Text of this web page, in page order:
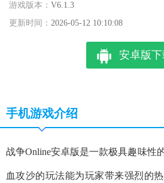
游戏版本： V6.1.3
更新时间： 2026-05-12 10:10:08
安卓版下
手机游戏介绍
战争Online安卓版是一款极具趣味性
血攻沙的玩法能为玩家带来强烈的